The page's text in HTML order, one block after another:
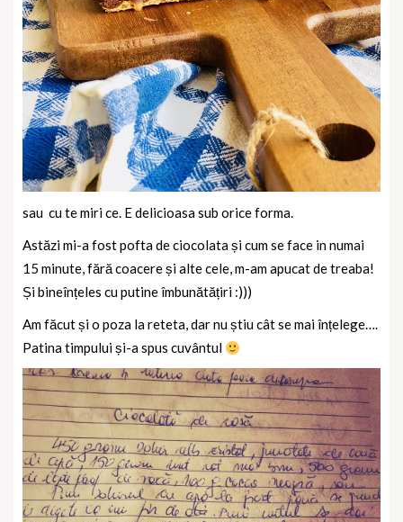
sau cu te miri ce. E delicioasa sub orice forma.
Astăzi mi-a fost pofta de ciocolata și cum se face in numai
15 minute, fără coacere și alte cele, m-am apucat de treaba!
Și bineînțeles cu putine îmbunătățiri :)))
Am făcut și o poza la reteta, dar nu știu cât se mai înțelege….
Patina timpului și-a spus cuvântul